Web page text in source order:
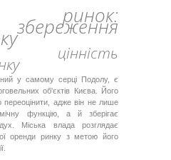
ринок:
збереження
цінність
у самому серці Подолу, є
об'єктів Києва. Його
переоцінити, адже він не лише
функцію, а й зберігає
Міська влада розглядає
оренди ринку з метою його